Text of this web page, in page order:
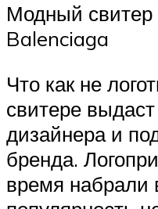
Модный свитер
Balenciaga
Что как не
свитере
дизайнера и
бренда.
время набрали